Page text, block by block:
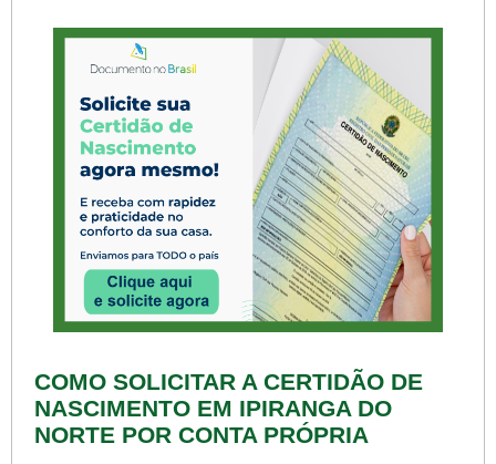
COMO SOLICITAR A CERTIDÃO DE
NASCIMENTO EM IPIRANGA DO
NORTE POR CONTA PRÓPRIA